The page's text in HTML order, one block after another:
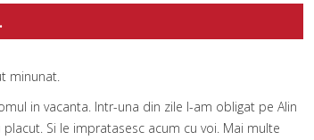
minunat.
in vacanta. Intr-una din zile l-am obligat pe Alin
Si le impratasesc acum cu voi. Mai multe